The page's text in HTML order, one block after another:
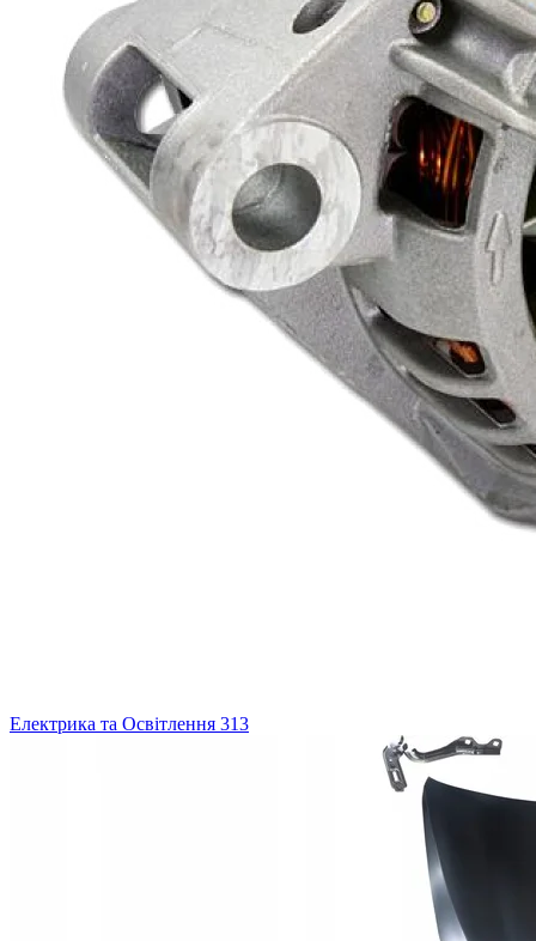
Електрика та Освітлення 313